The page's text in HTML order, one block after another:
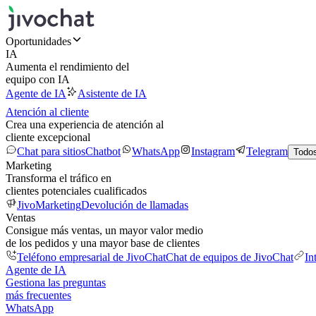
Oportunidades
IA
Aumenta el rendimiento del
equipo con IA
Agente de IA
Asistente de IA
Atención al cliente
Crea una experiencia de atención al
cliente excepcional
Chat para sitiosChatbot WhatsApp Instagram Telegram
Marketing
Transforma el tráfico en
clientes potenciales cualificados
JivoMarketingDevolución de llamadas
Ventas
Consigue más ventas, un mayor valor medio
de los pedidos y una mayor base de clientes
Teléfono empresarial de JivoChatChat de equipos de JivoChat
Agente de IA
Gestiona las preguntas
más frecuentes
WhatsApp